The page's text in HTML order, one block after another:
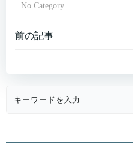
No Category
Post
navigation
前の記事